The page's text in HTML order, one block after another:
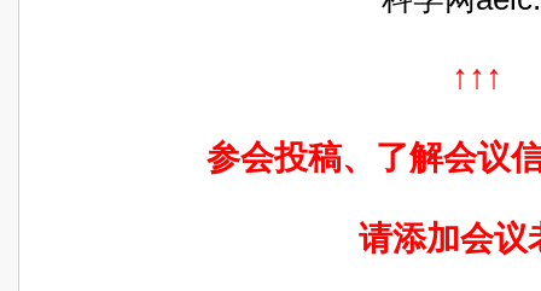
↑↑↑
参会投稿、了解会议
请添加会议